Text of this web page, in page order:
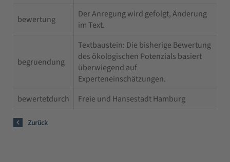
bewertung
Der Anregung wird gefolgt, Änderung
im Text.
begruendung
Textbaustein: Die bisherige Bewertung
des ökologischen Potenzials basiert
überwiegend auf
Experteneinschätzungen.
bewertetdurch
Freie und Hansestadt Hamburg
Zurück